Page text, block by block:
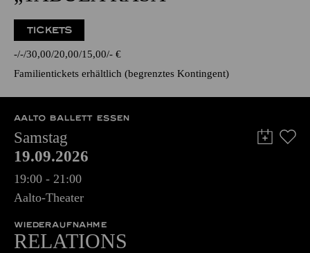
TICKETS
- - 30,00 20,00 15,00 - €
Familientickets erhältlich (begrenztes Kontingent)
AALTO BALLETT ESSEN
Samstag
19.09.2026
19:00 - 21:00
Aalto-Theater
WIEDERAUFNAHME
RELATIONS